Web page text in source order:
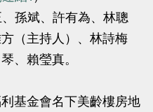
處
理
委
會
處
理
會
孫斌、許有為、林聰
（主持人）、林詩梅
、賴瑩真。
基金會名下美齡樓房地